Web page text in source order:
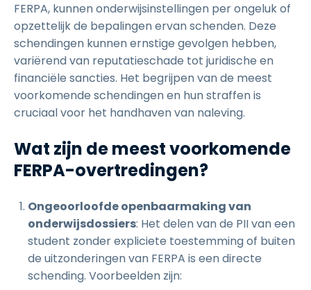
FERPA, kunnen onderwijsinstellingen per ongeluk of
opzettelijk de bepalingen ervan schenden. Deze
schendingen kunnen ernstige gevolgen hebben,
variërend van reputatieschade tot juridische en
financiële sancties. Het begrijpen van de meest
voorkomende schendingen en hun straffen is
cruciaal voor het handhaven van naleving.
Wat zijn de meest voorkomende
FERPA-overtredingen?
Ongeoorloofde openbaarmaking van
onderwijsdossiers: Het delen van de PII van een
student zonder expliciete toestemming of buiten
de uitzonderingen van FERPA is een directe
schending. Voorbeelden zijn: